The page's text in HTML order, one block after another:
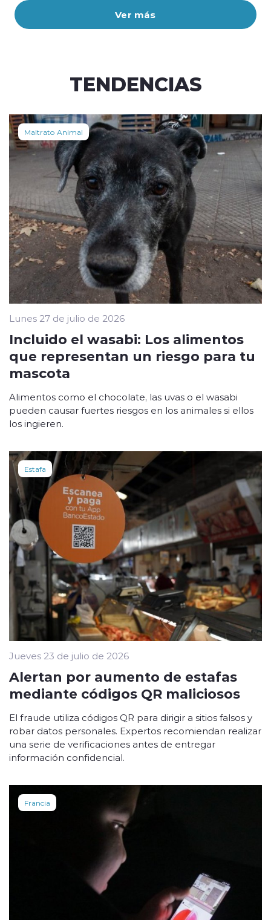
Ver más
TENDENCIAS
Maltrato Animal
Lunes 27 de julio de 2026
Incluido el wasabi: Los alimentos
que representan un riesgo para tu
mascota
Alimentos como el chocolate, las uvas o el wasabi
pueden causar fuertes riesgos en los animales si ellos
los ingieren.
Estafa
Jueves 23 de julio de 2026
Alertan por aumento de estafas
mediante códigos QR maliciosos
El fraude utiliza códigos QR para dirigir a sitios falsos y
robar datos personales. Expertos recomiendan realizar
una serie de verificaciones antes de entregar
información confidencial.
Francia